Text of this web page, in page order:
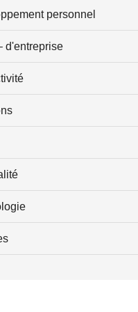
personnel
d'entreprise